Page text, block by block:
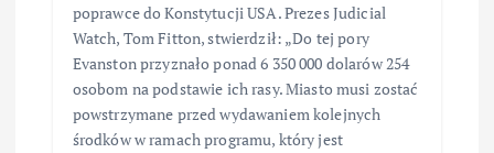
poprawce do Konstytucji USA. Prezes Judicial
Watch, Tom Fitton, stwierdził: „Do tej pory
Evanston przyznało ponad 6 350 000 dolarów 254
osobom na podstawie ich rasy. Miasto musi zostać
powstrzymane przed wydawaniem kolejnych
środków w ramach programu, który jest